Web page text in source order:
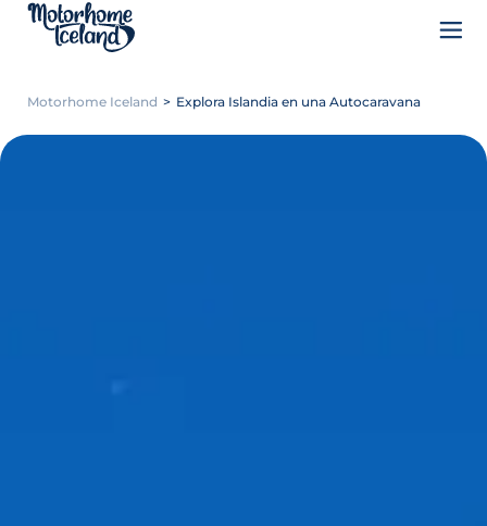
Motorhome Iceland > Explora Islandia en una Autocaravana